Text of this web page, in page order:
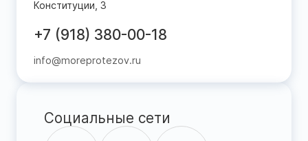
Конституции, 3
+7 (918) 380-00-18
info@moreprotezov.ru
Социальные сети